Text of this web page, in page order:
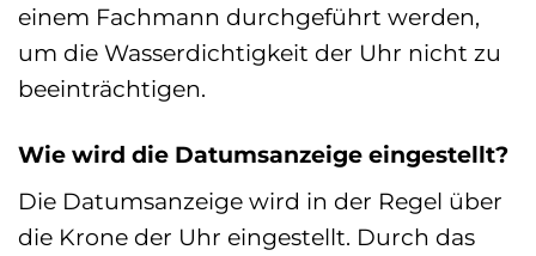
einem Fachmann durchgeführt werden,
um die Wasserdichtigkeit der Uhr nicht zu
beeinträchtigen.
Wie wird die Datumsanzeige eingestellt?
Die Datumsanzeige wird in der Regel über
die Krone der Uhr eingestellt. Durch das